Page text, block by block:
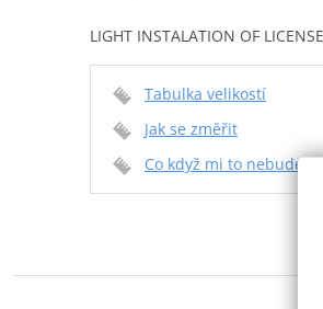
LIGHT INSTALATION OF
Tabulka velikostí
Jak se změřit
Co když mi to nebude